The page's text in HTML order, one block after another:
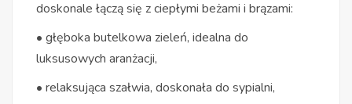
doskonale łączą się z ciepłymi beżami i brązami:
• głęboka butelkowa zieleń, idealna do
luksusowych aranżacji,
• relaksująca szałwia, doskonała do sypialni,